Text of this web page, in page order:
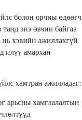
болон орчны өдөөгч
энэ өвчин байгаа
нь хэвийн ажиллахгүй
илүү амархан
хамтран ажилладаг:
арьсны хамгаалалтын